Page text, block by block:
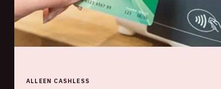
Concert
The Weeknd: After
Hours Til Dawn
Vrijdag 23 juni 2023
ALLEEN CASHLESS